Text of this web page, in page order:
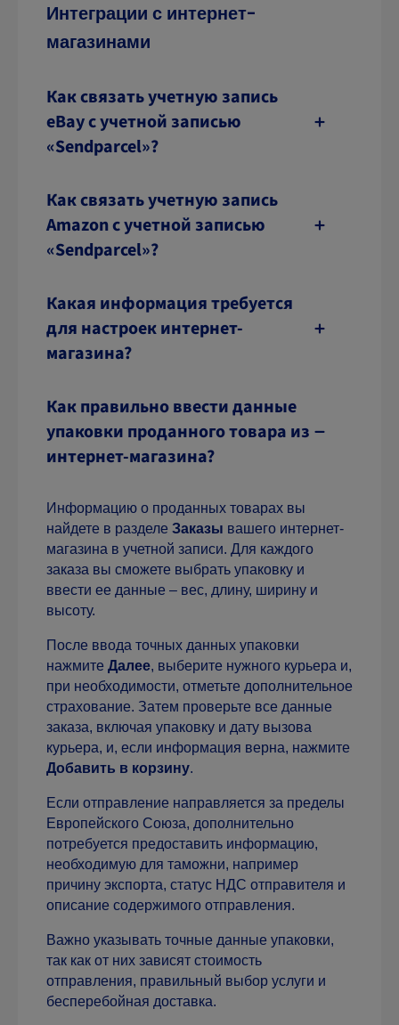
Интеграции с интернет-
магазинами
Как связать учетную запись
eBay с учетной записью
«Sendparcel»?
Как связать учетную запись
Amazon с учетной записью
«Sendparcel»?
Какая информация требуется
для настроек интернет-
магазина?
Как правильно ввести данные
упаковки проданного товара из
интернет-магазина?
Информацию о проданных товарах вы
найдете в разделе Заказы вашего интернет-
магазина в учетной записи. Для каждого
заказа вы сможете выбрать упаковку и
ввести ее данные – вес, длину, ширину и
высоту.
После ввода точных данных упаковки
нажмите Далее, выберите нужного курьера и,
при необходимости, отметьте дополнительное
страхование. Затем проверьте все данные
заказа, включая упаковку и дату вызова
курьера, и, если информация верна, нажмите
Добавить в корзину.
Если отправление направляется за пределы
Европейского Союза, дополнительно
потребуется предоставить информацию,
необходимую для таможни, например
причину экспорта, статус НДС отправителя и
описание содержимого отправления.
Важно указывать точные данные упаковки,
так как от них зависят стоимость
отправления, правильный выбор услуги и
бесперебойная доставка.